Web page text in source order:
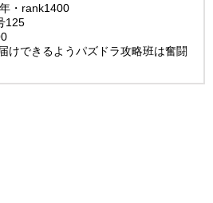
・rank1400
125
けできるようパズドラ攻略班は奮闘